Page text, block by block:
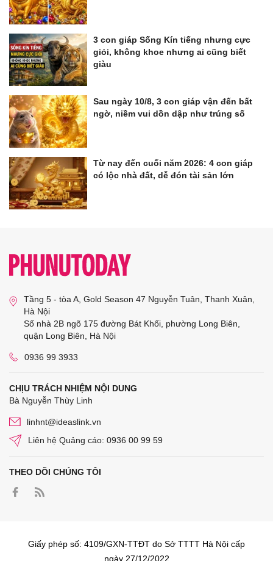
3 con giáp Sống Kín tiếng nhưng cực
giỏi, không khoe nhưng ai cũng biết
giàu
Sau ngày 10/8, 3 con giáp vận đến bất
ngờ, niềm vui dồn dập như trúng số
Từ nay đến cuối năm 2026: 4 con giáp
có lộc nhà đất, dễ đón tài sản lớn
Tầng 5 - tòa A, Gold Season 47 Nguyễn Tuân, Thanh Xuân,
Hà Nội
Số nhà 2B ngõ 175 đường Bát Khối, phường Long Biên,
quận Long Biên, Hà Nội
0936 99 3933
CHỊU TRÁCH NHIỆM NỘI DUNG
Bà Nguyễn Thùy Linh
linhnt@ideaslink.vn
Liên hệ Quảng cáo: 0936 00 99 59
THEO DÕI CHÚNG TÔI
Giấy phép số: 4109/GXN-TTĐT do Sở TTTT Hà Nội cấp
ngày 27/12/2022